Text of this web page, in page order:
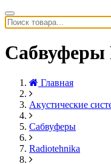
Сабвуферы
Главная
Акустические
Сабвуферы
Radiotehnika